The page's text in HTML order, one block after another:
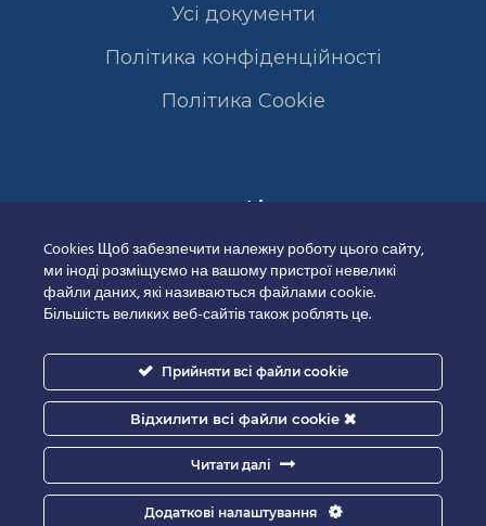
Усі документи
Політика конфіденційності
Полiтика Cookie
Сертифікати
Good-IT.com.ua for Biolights - All rights reserved.
Cookies Щоб забезпечити належну роботу цього сайту,
ми іноді розміщуємо на вашому пристрої невеликі
файли даних, які називаються файлами cookie.
Більшість великих веб-сайтів також роблять це.
Прийняти всі файли cookie
Відхилити всі файли cookie
Читати далі
Додаткові налаштування